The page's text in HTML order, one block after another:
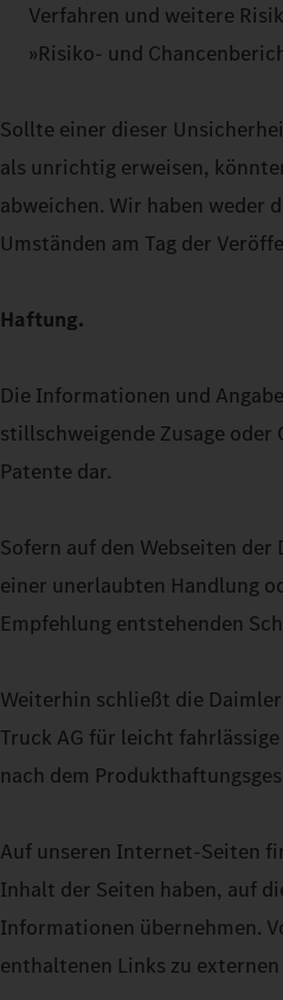
Verfahren und weitere
»Risiko- und
Sollte einer dieser
als unrichtig erweisen,
abweichen. Wir haben weder
Umständen am Tag der
Haftung.
Die Informationen und
stillschweigende Zusage
Patente dar.
Sofern auf den Webseiten
einer unerlaubten Handlung
Empfehlung entstehenden
Weiterhin schließt die
Truck AG für leicht
nach dem
Auf unseren Internet-Seiten
Inhalt der Seiten haben, auf
Informationen übernehmen.
enthaltenen Links zu